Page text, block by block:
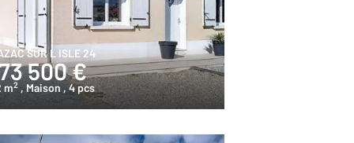
SUR L ISLE 24
500 €
m2 , Maison , 4 pcs